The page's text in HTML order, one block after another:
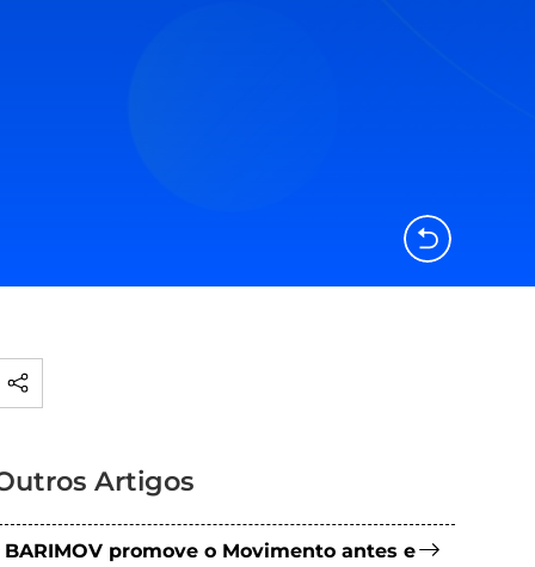
Artigos
BARIMOV promove o Movimento antes e